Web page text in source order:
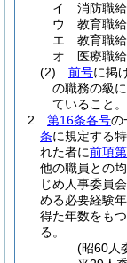
イ
消防職
ウ
教育職
エ
教育職
オ
医療職
(2)
前号に掲
の職務の級
ていること。
2
第16条各号の
条に規定する
れた者に前項
他の職員との
じめ人事委員
める必要経験
得た年数をも
る。
(昭60人